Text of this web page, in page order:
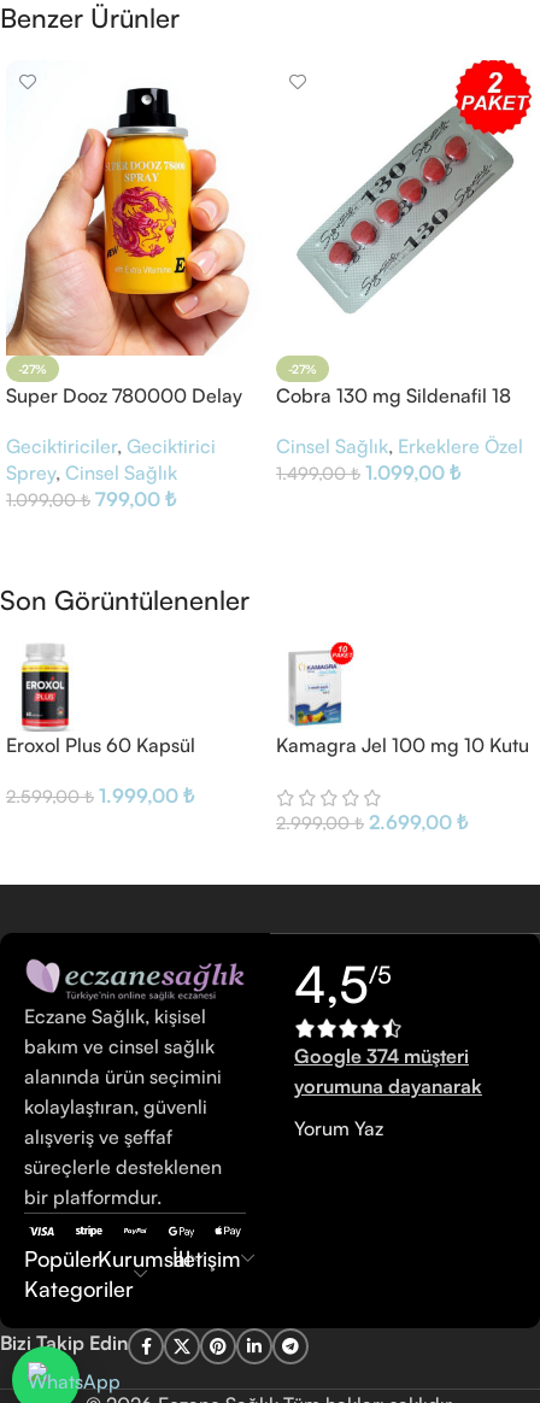
Benzer Ürünler
-27%
Super Dooz 780000 Delay
Geciktiriciler, Geciktirici
Sprey, Cinsel Sağlık
1.099,00₺ 799,00 ₺
-27%
Cobra 130 mg Sildenafil 18
Cinsel Sağlık, Erkeklere Özel
1.499,00₺ 1.099,00 ₺
Son Görüntülenenler
Eroxol Plus 60 Kapsül
2.599,00₺ 1.999,00 ₺
Kamagra Jel 100 mg 10 Kutu
2.999,00₺ 2.699,00 ₺
Eczane Sağlık, kişisel
bakım ve cinsel sağlık
alanında ürün seçimini
kolaylaştıran, güvenli
alışveriş ve şeffaf
süreçlerle desteklenen
bir platformdur.
Popüler
Kategoriler
Kurumsalİletişim
4,5/5
Google 374 müşteri
yorumuna dayanarak
Yorum Yaz
Bizi Takip Edin